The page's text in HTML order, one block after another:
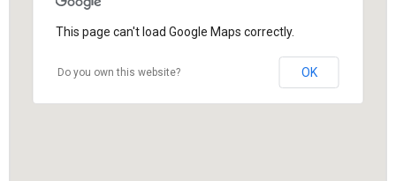
This page can't load Google Maps correctly.
Do you own this website? OK